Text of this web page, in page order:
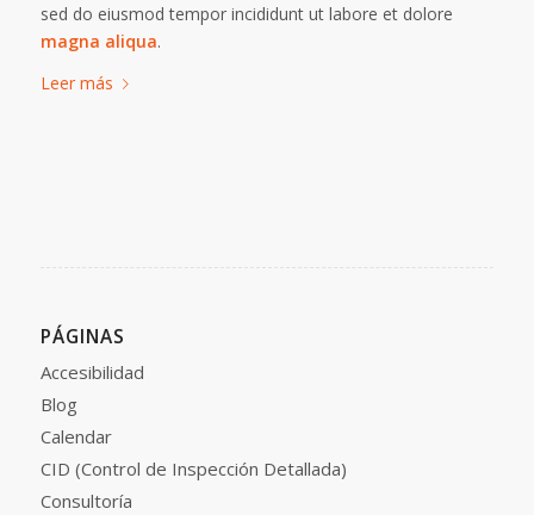
sed do eiusmod tempor incididunt ut labore et dolore
magna aliqua.
Leer más
PÁGINAS
Accesibilidad
Blog
Calendar
CID (Control de Inspección Detallada)
Consultoría